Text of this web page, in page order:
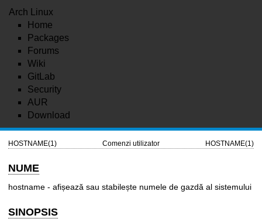
Arch Linux
Home
Packages
Forums
Wiki
GitLab
Security
AUR
Download
HOSTNAME(1) Comenzi utilizator HOSTNAME(1)
NUME
hostname - afișează sau stabilește numele de gazdă al sistemului
SINOPSIS